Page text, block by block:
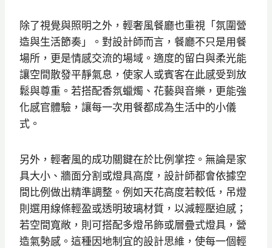
除了視覺與照明之外，輕奢風餐廳也重視「氛圍營
造與生活節奏」。對設計師而言，餐廳不只是用餐
場所，更是情感交流的場域。適度的留白與柔光能
讓空間散發平靜氣息，使家人或賓客在此感受到放
鬆與尊重。若搭配香氛蠟燭、花藝與音樂，更能強
化感官體驗，讓每一次用餐都成為生活中的小儀
式。
另外，輕奢風的成功關鍵在於比例掌控。無論是家
具大小、牆面分割或燈具高度，設計師都會依據空
間比例做出精準調整。例如天花高度若較低，吊燈
則選用線條輕盈或透明玻璃材質，以減輕壓迫感；
若空間寬敞，則可搭配多燈吊飾或層疊式燈具，營
造氣勢感。這種因地制宜的設計思維，使每一個輕